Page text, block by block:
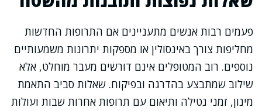
פעמים רבות אנשים מתעניינים אם התרופות החדשות
מחליפות צורך באינסולין או מספקות יתרונות משמעותיים
נוספים. רוב המטופלים אינם דורשים מעבר מוחלט, אלא
שילוב שמתבצע בהדרגה ובפיקוח. שאלות סביב התאמת
מינון, זמני נטילה ותיאום עם תרופות אחרות שבות ועולות